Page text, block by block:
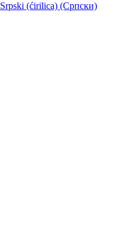
Srpski (ćirilica) (Српски)